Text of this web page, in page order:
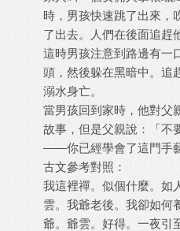
時，男孩快速跳了出來，
了出去。人們在後面追趕
這時男孩注意到路邊有一
頭，然後躲在黑暗中。追
溺水身亡。
當男孩回到家時，他對父
故事，但是父親說：「不
——你已經學會了這門手
古文參考對照：
我這裡禪。似個什麼。如
雲。我爺老後。我卻如何
爺。爺雲。好得。一夜引